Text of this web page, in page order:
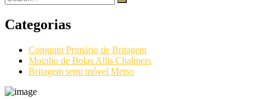
Categorias
Conjunto Primário de Britagem
Moinho de Bolas Allis Chalmers
Britagem semi móvel Metso